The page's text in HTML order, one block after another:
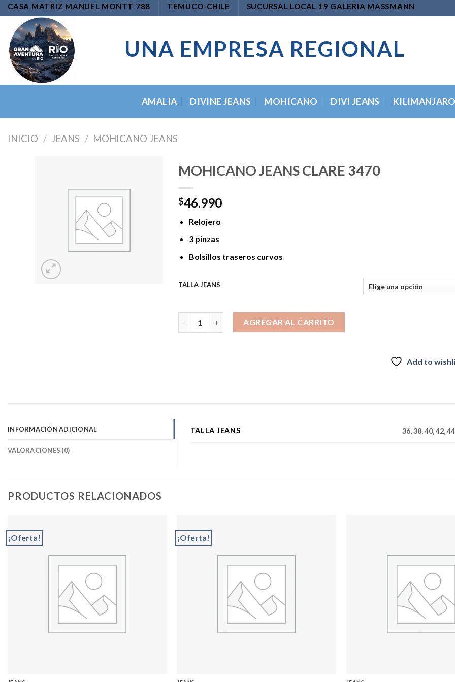
Skip
to
content
CASA MATRIZ MANUEL MONTT 788 TEMUCO-CHILE SUCURSAL LOCAL 19 GALERIA MASSMANN
UNA EMPRESA REGIONAL
AMALIA DIVINE JEANS MOHICANO DIVI JEANS KILIMANJARO
INICIO / JEANS / MOHICANO JEANS
MOHICANO JEANS CLARE 3470
$46.990
Relojero
3 pinzas
Bolsillos traseros curvos
TALLA JEANS
MOHICANO JEANS CLARE 3470 cantidad
AGREGAR AL CARRITO
Add to
INFORMACIÓN ADICIONAL
VALORACIONES (0)
TALLA JEANS 36, 38, 40, 42,
PRODUCTOS RELACIONADOS
¡Oferta! ¡Oferta!